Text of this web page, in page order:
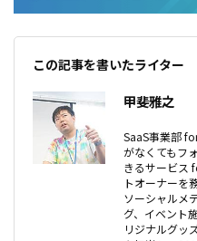
この記事を書いたライター
甲斐雅之
SaaS事業部
がなくてもフ
きるサービス
トオーナーを
ソーシャルメ
グ、イベント
リジナルグッ